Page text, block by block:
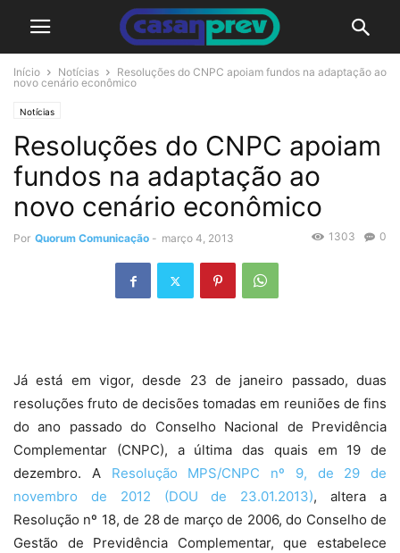
Início Notícias
Resoluções do CNPC apoiam fundos na adaptação ao
novo cenário econômico
Notícias
Resoluções do CNPC apoiam
fundos na adaptação ao
novo cenário econômico
Por Quorum Comunicação - março 4, 2013 0
1303
Já está em vigor, desde 23 de janeiro passado, duas
resoluções fruto de decisões tomadas em reuniões de fins
do ano passado do Conselho Nacional de Previdência
Complementar (CNPC), a última das quais em 19 de
dezembro. A Resolução MPS/CNPC nº 9, de 29 de
novembro de 2012 (DOU de 23.01.2013), altera a
Resolução nº 18, de 28 de março de 2006, do Conselho de
Gestão de Previdência Complementar, que estabelece